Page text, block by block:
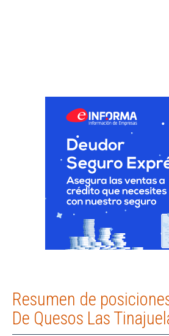
Resumen de
De Quesos Las